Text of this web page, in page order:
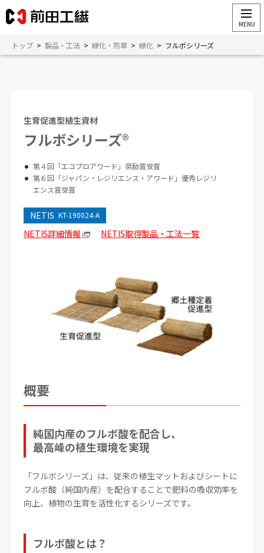
トップ > 製品・工法 > 緑化・防草 > 緑化 > フルボシリーズ
生育促進型植生資材
フルボシリーズ®
第４回「エコプロアワード」奨励賞受賞
第６回「ジャパン・レジリエンス・アワード」優秀レジリ
エンス賞受賞
NETIS KT-190024-A
NETIS詳細情報 NETIS取得製品・工法一覧
概要
純国内産のフルボ酸を配合し、
最高峰の植生環境を実現
「フルボシリーズ」は、従来の植生マットおよびシートに
フルボ酸（純国内産）を配合することで肥料の吸収効率を
向上、植物の生育を活性化するシリーズです。
フルボ酸とは？